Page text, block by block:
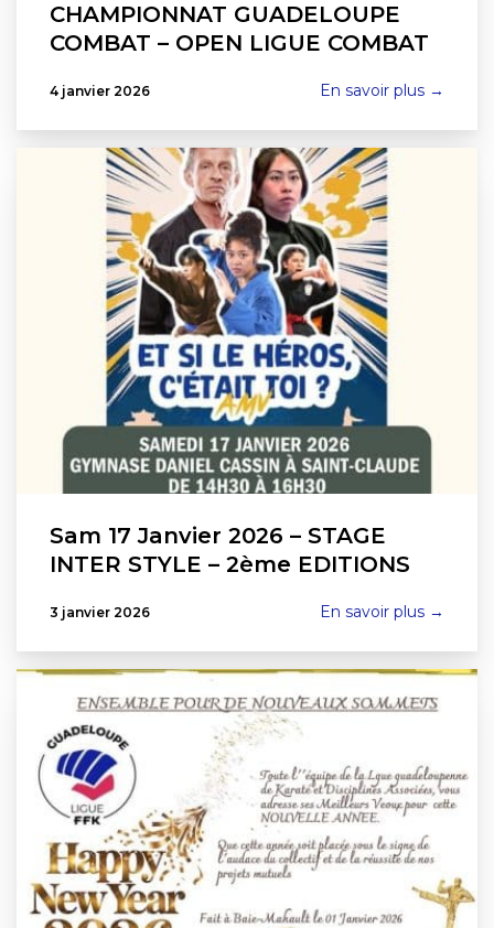
CHAMPIONNAT GUADELOUPE
COMBAT – OPEN LIGUE COMBAT
4 janvier 2026 En savoir plus →
Sam 17 Janvier 2026 – STAGE
INTER STYLE – 2ème EDITIONS
3 janvier 2026 En savoir plus →